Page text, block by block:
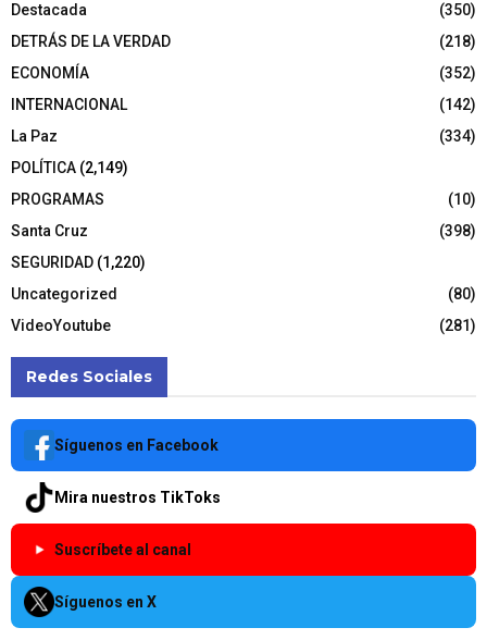
Destacada
(350)
DETRÁS DE LA VERDAD
(218)
ECONOMÍA
(352)
INTERNACIONAL
(142)
La Paz
(334)
POLÍTICA (2,149)
PROGRAMAS
(10)
Santa Cruz
(398)
SEGURIDAD (1,220)
Uncategorized
(80)
VideoYoutube
(281)
Redes Sociales
Síguenos en Facebook
Mira nuestros TikToks
Suscríbete al canal
Síguenos en X